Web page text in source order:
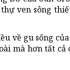
ven sông
về gu sống
mà hơn tất